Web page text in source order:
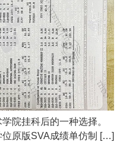
院挂科后的一种选择。
原版SVA成绩单仿制 […]